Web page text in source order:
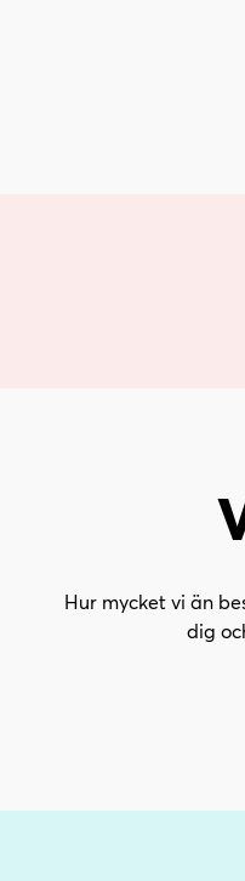
Hur mycket vi än
dig